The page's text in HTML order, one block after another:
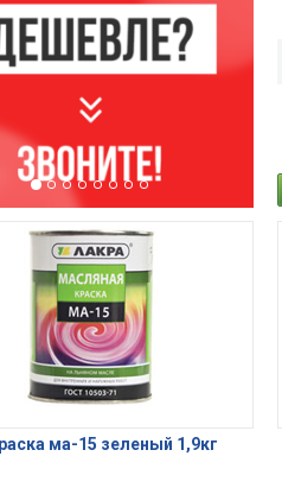
ма-15 зеленый 1,9кг